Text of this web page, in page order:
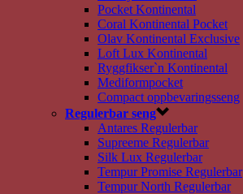
Pocket Kontinental
Coral Kontinental Pocket
Olav Kontinental Exclusive
Loft Lux Kontinental
Ryggfikser`n Kontinental
Mediformpocket
Compact oppbevaringsseng
Regulerbar seng
Antares Regulerbar
Supreeme Regulerbar
Silk Lux Regulerbar
Tempur Promise Regulerbar
Tempur North Regulerbar